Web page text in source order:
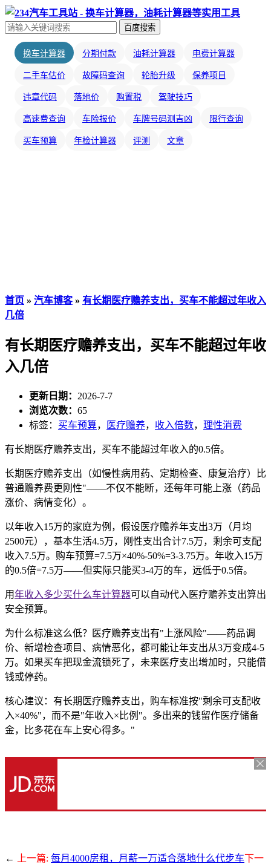
百度搜索
换车计算器 分期付款 油耗计算器 电费计算器
二手车估价 故障码查询 轮胎升级 保养项目
违章代码 落地价 购置税 驾驶技巧
高速费查询 车险报价 车牌号码测吉凶 限行查询
买车预算 年检计算器 评测 文章
首页 » 汽车博客» 有长期医疗赡养支出，买车不能超过年收入
几倍
有长期医疗赡养支出，买车不能超过年收
入几倍
更新日期： 2026-7-7
浏览次数： 65
标签： 买车预算， 医疗赡养， 收入倍数， 理性消费
有长期医疗赡养支出，买车不能超过年收入的0.5倍。
长期医疗赡养支出（如慢性病用药、定期检查、康复治疗）比
普通赡养费更刚性"——不仅不能断，还每年可能上涨（药品
涨价、病情变化）。
以年收入15万的家庭为例，假设医疗赡养年支出3万（月均
2500元），基本生活4.5万，刚性支出合计7.5万，剩余可支配
收入7.5万。购车预算=7.5万×40%-50%=3-3.75万。年收入15万
的0.5倍=7.5万——但实际只能买3-4万的车，远低于0.5倍。
用年收入多少买什么车计算器可以自动代入医疗赡养支出算出
安全预算。
为什么标准这么低？医疗赡养支出有"上涨风险"——药品调
价、新增检查项目、病情恶化，都可能让年支出从3万变成4-5
万。如果买车把现金流锁死了，未来医疗支出增加时，只能借
钱或停药。
核心建议：有长期医疗赡养支出，购车标准按"剩余可支配收
入×40%"，而不是"年收入×比例"。多出来的钱留作医疗储备
金，比多花在车上安心得多。"
← 上一篇: 每月4000房租，月薪一万适合落地什么代步车下一